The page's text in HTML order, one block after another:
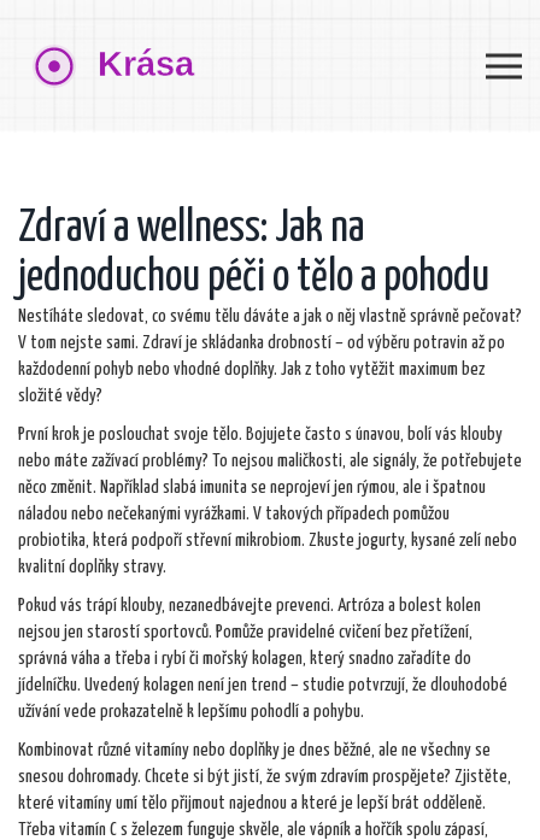
Zdraví a wellness: Jak na
jednoduchou péči o tělo a pohodu
Nestíháte sledovat, co svému tělu dáváte a jak o něj vlastně správně pečovat?
V tom nejste sami. Zdraví je skládanka drobností – od výběru potravin až po
každodenní pohyb nebo vhodné doplňky. Jak z toho vytěžit maximum bez
složité vědy?
První krok je poslouchat svoje tělo. Bojujete často s únavou, bolí vás klouby
nebo máte zažívací problémy? To nejsou maličkosti, ale signály, že potřebujete
něco změnit. Například slabá imunita se neprojeví jen rýmou, ale i špatnou
náladou nebo nečekanými vyrážkami. V takových případech pomůžou
probiotika, která podpoří střevní mikrobiom. Zkuste jogurty, kysané zelí nebo
kvalitní doplňky stravy.
Pokud vás trápí klouby, nezanedbávejte prevenci. Artróza a bolest kolen
nejsou jen starostí sportovců. Pomůže pravidelné cvičení bez přetížení,
správná váha a třeba i rybí či mořský kolagen, který snadno zařadíte do
jídelníčku. Uvedený kolagen není jen trend – studie potvrzují, že dlouhodobé
užívání vede prokazatelně k lepšímu pohodlí a pohybu.
Kombinovat různé vitamíny nebo doplňky je dnes běžné, ale ne všechny se
snesou dohromady. Chcete si být jistí, že svým zdravím prospějete? Zjistěte,
které vitamíny umí tělo přijmout najednou a které je lepší brát odděleně.
Třeba vitamín C s železem funguje skvěle, ale vápník a hořčík spolu zápasí,